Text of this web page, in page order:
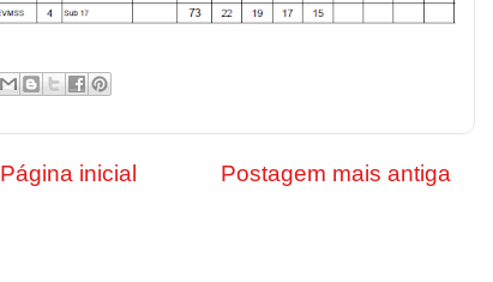
Postagem mais antiga
Página inicial